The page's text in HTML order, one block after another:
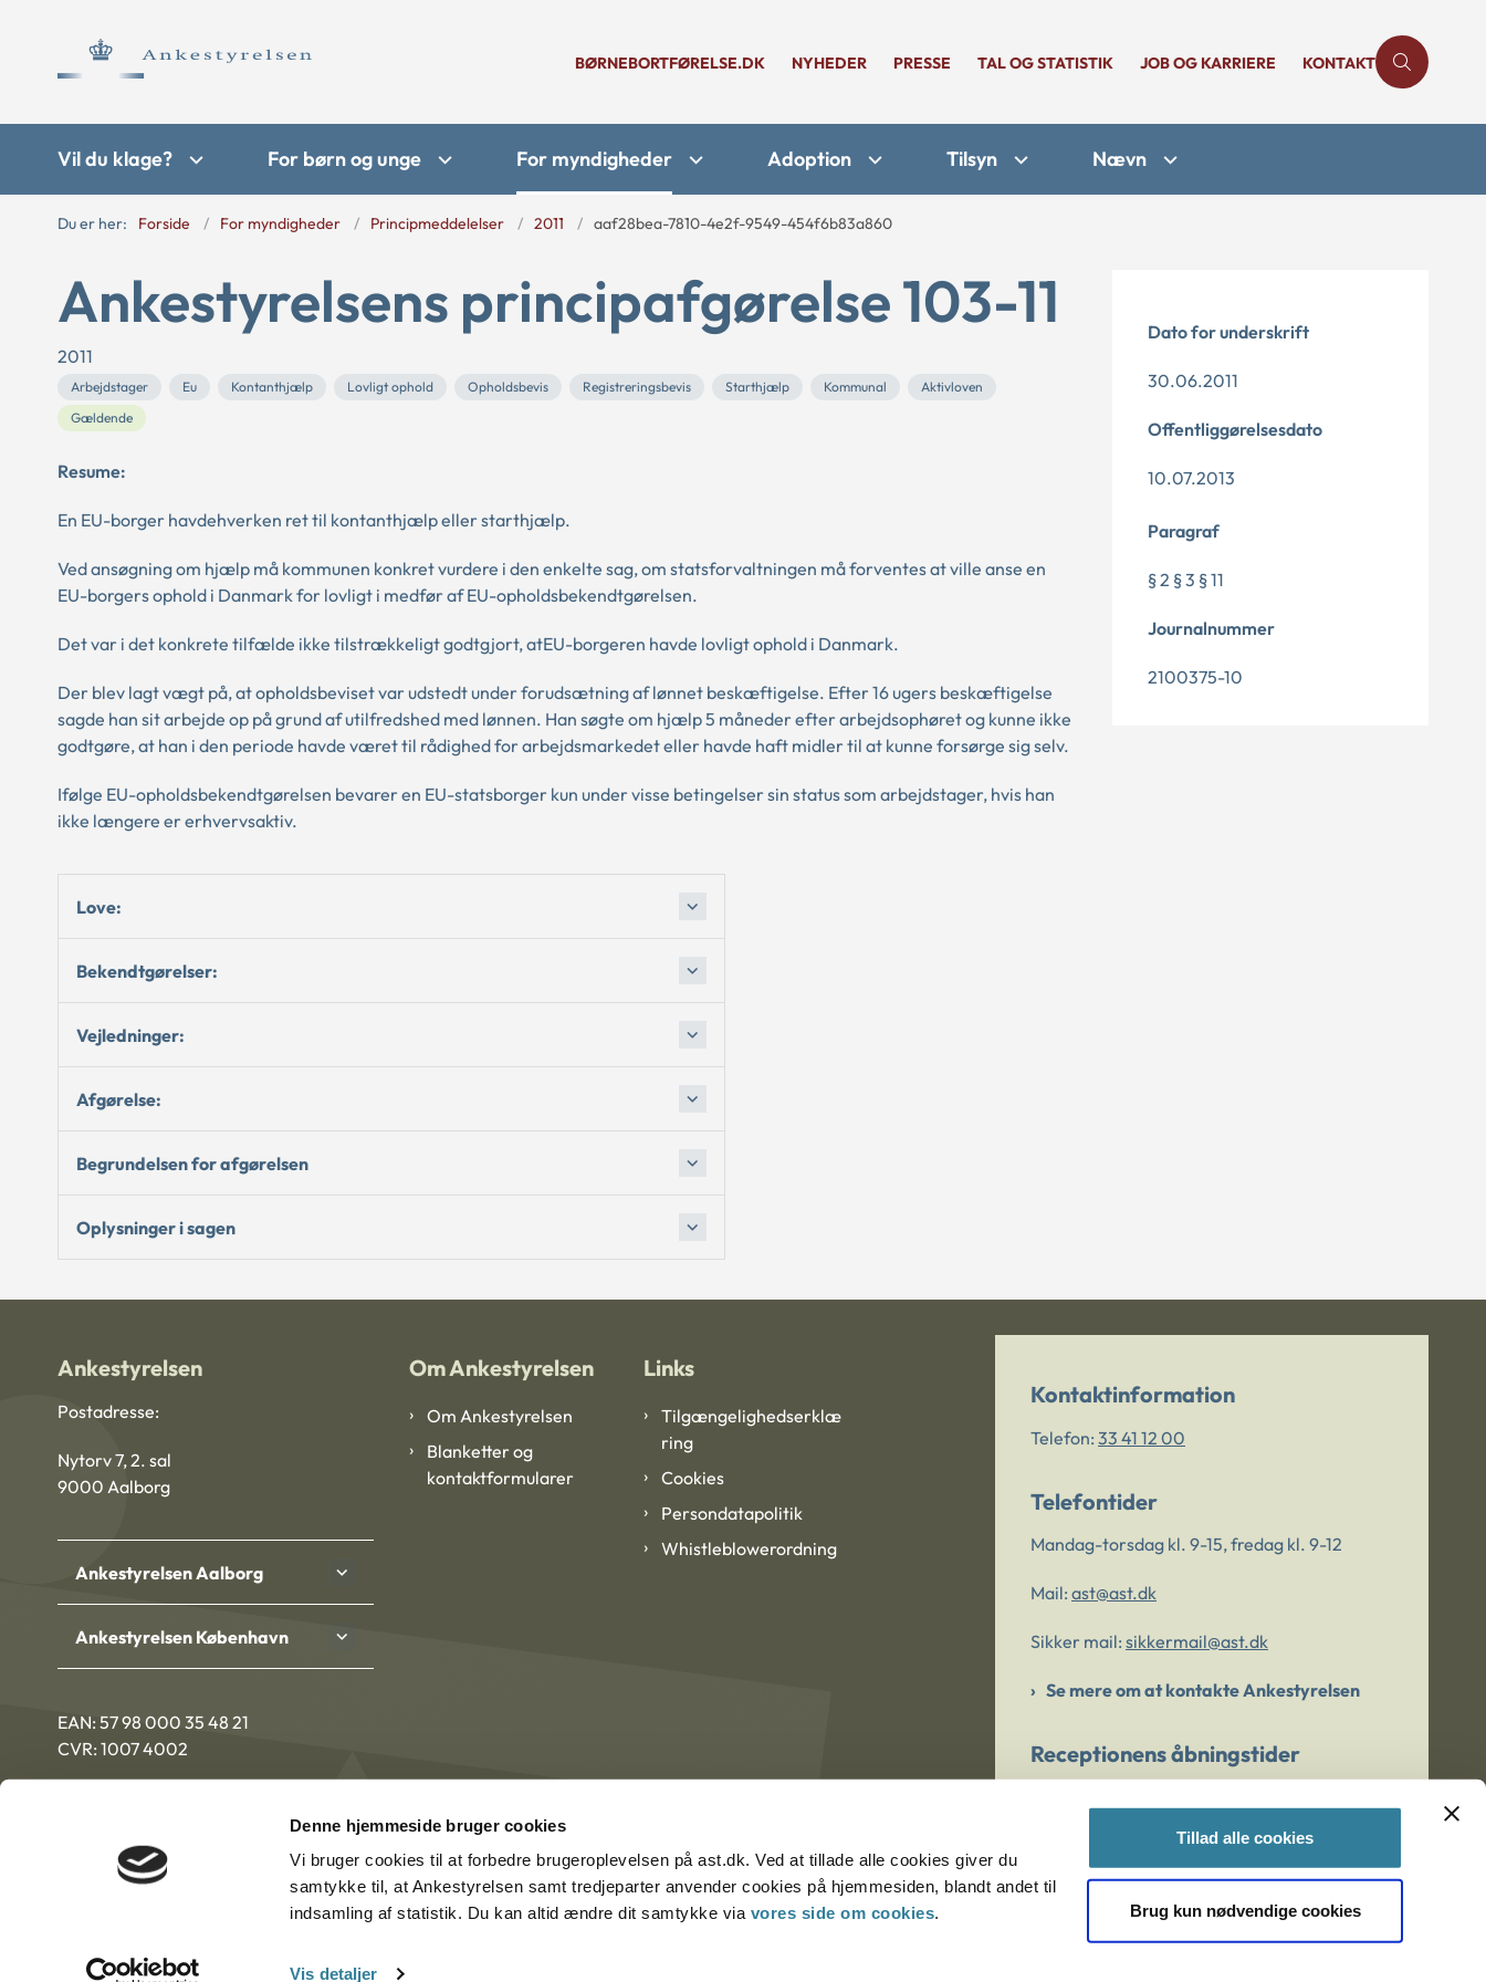
Denne hjemmeside bruger cookies
Vi bruger cookies til at forbedre brugeroplevelsen på ast.dk. Ved at tillade alle cookies giver du
samtykke til, at Ankestyrelsen samt tredjeparter anvender cookies på hjemmesiden, blandt andet til
indsamling af statistik. Du kan altid ændre dit samtykke via vores side om cookies.
Vis detaljer
Tillad alle cookies
Brug kun nødvendige cookies
BØRNEBORTFØRELSE.DK NYHEDER PRESSE TAL OG STATISTIK JOB OG KARRIERE KONTAKT
Vil du klage? For børn og unge For myndigheder Adoption Tilsyn Nævn
Du er her: Forside For myndigheder Principmeddelelser 2011 aaf28bea-7810-4e2f-9549-454f6b83a860
Ankestyrelsens principafgørelse 103-11
2011
Arbejdstager Eu Kontanthjælp Lovligt ophold Opholdsbevis Registreringsbevis Starthjælp Kommunal
Aktivloven
Gældende
Resume:
En EU-borger havdehverken ret til kontanthjælp eller starthjælp.
Ved ansøgning om hjælp må kommunen konkret vurdere i den enkelte sag, om statsforvaltningen må forventes at ville anse en
EU-borgers ophold i Danmark for lovligt i medfør af EU-opholdsbekendtgørelsen.
Det var i det konkrete tilfælde ikke tilstrækkeligt godtgjort, atEU-borgeren havde lovligt ophold i Danmark.
Der blev lagt vægt på, at opholdsbeviset var udstedt under forudsætning af lønnet beskæftigelse. Efter 16 ugers beskæftigelse
sagde han sit arbejde op på grund af utilfredshed med lønnen. Han søgte om hjælp 5 måneder efter arbejdsophøret og kunne ikke
godtgøre, at han i den periode havde været til rådighed for arbejdsmarkedet eller havde haft midler til at kunne forsørge sig selv.
Ifølge EU-opholdsbekendtgørelsen bevarer en EU-statsborger kun under visse betingelser sin status som arbejdstager, hvis han
ikke længere er erhvervsaktiv.
Love:
Bekendtgørelser:
Vejledninger:
Afgørelse:
Begrundelsen for afgørelsen
Oplysninger i sagen
Dato for underskrift
30.06.2011
Offentliggørelsesdato
10.07.2013
Paragraf
§ 2 § 3 § 11
Journalnummer
2100375-10
Ankestyrelsen
Postadresse:
Nytorv 7, 2. sal
9000 Aalborg
Ankestyrelsen Aalborg
Ankestyrelsen København
EAN: 57 98 000 35 48 21
CVR: 1007 4002
Om Ankestyrelsen
Om Ankestyrelsen
Blanketter og
kontaktformularer
Links
Tilgængelighedserklæ
ring
Cookies
Persondatapolitik
Whistleblowerordning
Kontaktinformation
Telefon: 33 41 12 00
Telefontider
Mandag-torsdag kl. 9-15, fredag kl. 9-12
Mail: ast@ast.dk
Sikker mail: sikkermail@ast.dk
Se mere om at kontakte Ankestyrelsen
Receptionens åbningstider
Er du bekymret for et barn/en ung?